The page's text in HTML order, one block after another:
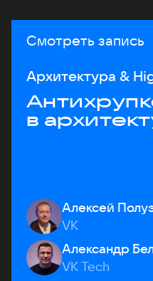
Смотреть запись
Архитектура &
в
Алексей
VK
Александр
VK Tech